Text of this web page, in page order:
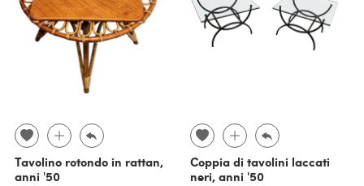
Tavolino rotondo in rattan,
anni '50
Coppia di tavolini laccati
neri, anni '50